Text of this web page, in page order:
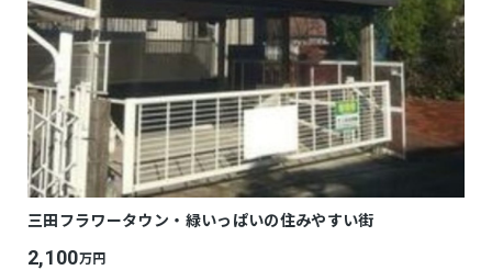
三田フラワータウン・緑いっぱいの住みやすい街
2,100万円